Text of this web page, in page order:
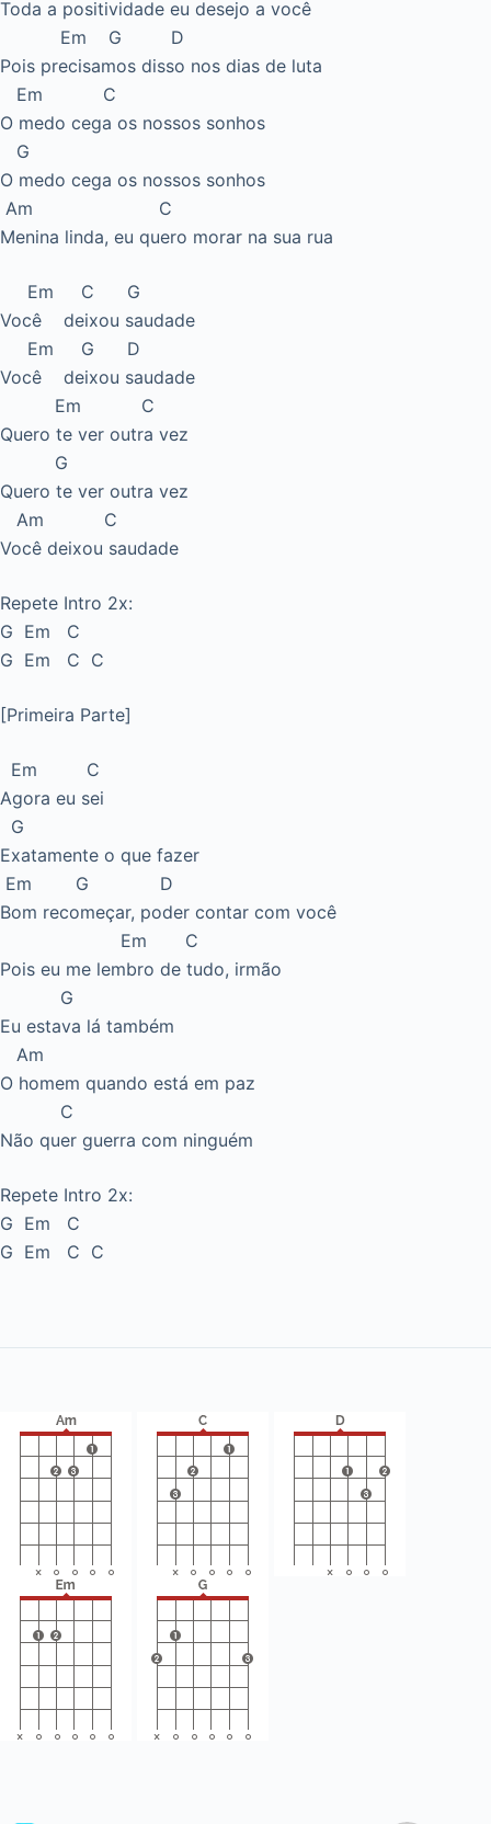
Toda a positividade eu desejo a você
Em G D
Pois precisamos disso nos dias de luta
Em C
O medo cega os nossos sonhos
G
O medo cega os nossos sonhos
Am C
Menina linda, eu quero morar na sua rua
Em C G
Você deixou saudade
Em G D
Você deixou saudade
Em C
Quero te ver outra vez
G
Quero te ver outra vez
Am C
Você deixou saudade
Repete Intro 2x:
G Em C
G Em C C
[Primeira Parte]
Em C
Agora eu sei
G
Exatamente o que fazer
Em G D
Bom recomeçar, poder contar com você
Em C
Pois eu me lembro de tudo, irmão
G
Eu estava lá também
Am
O homem quando está em paz
C
Não quer guerra com ninguém
Repete Intro 2x:
G Em C
G Em C C